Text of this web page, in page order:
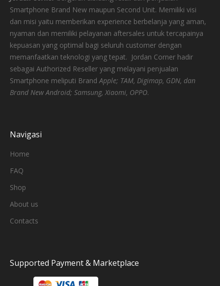
Smartphone Brand New maupun Second Unit. Memiliki visi
dan misi yaitu memberikan experience berbelanja yang aman,
nyaman dan memiliki pelayanan aftersales untuk tercapainya
kepuasan yang optimal bagi seluruh customer dengan
memanfaatkan teknologi yang tepat. Jordan Corner hadir
sebagai Authorized Reseller yang melayani penjualan
Smartphone meliputi BrandApple; TAM, Digimap, GDN, dan
Brand New Android; Samsung, Xiaomi, OPPO.
Navigasi
Home
FAQ
Shop
About us
Contacts
Supported Payment & Marketplace